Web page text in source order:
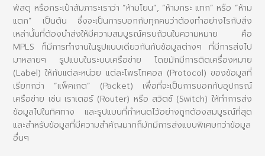
พัสดุ หรือกระเป๋าสัมภาระเราว่า “ห้ามโยน”, “ห้ามกระ แทก” หรือ “ห้าม
แตก” เป็นต้น ซึ่งจะเป็นการบอกกับทุกคนว่าต้องทำอย่างไรกับสิ่ง
เหล่านั้นที่ต้องนำส่งให้มีความสมบูรณ์ครบถ้วนในความหมาย คือ
MPLS ก็มีการทำงานในรูปแบบเดียวกันกับข้อมูลต่างๆ ที่มีการส่งไป
มาหลายๆ รูปแบบในระบบเครือข่าย โดยมักมีการติดเครื่องหมาย
(Label) ให้กับแต่ละหน่วย แต่ละโพรโทคอล (Protocol) ของข้อมูลที่
เรียกกว่า “แพ็คเกต” (Packet) เพื่อที่จะเป็นการบอกกับอุปกรณ์
เครือข่าย เช่น เราเตอร์ (Router) หรือ สวิตช์ (Switch) ให้ทำการส่ง
ข้อมูลไปในทิศทาง และรูปแบบที่กำหนดไว้อย่างถูกต้องสมบูรณ์ที่สุด
และสำหรับข้อมูลที่มีความสำคัญมากก็มักมีการส่งแบบพิเศษกว่าข้อมูล
อื่นๆ